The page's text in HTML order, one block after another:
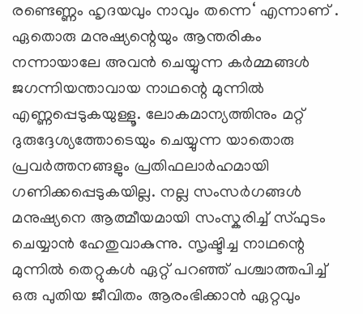
രണ്ടെണ്ണം ഹൃദയവും നാവും തന്നെ‘ എന്നാണ് .
ഏതൊരു മനുഷ്യന്റെയും ആന്തരികം
നന്നായാലേ അവൻ ചെയ്യുന്ന കർമ്മങ്ങൾ
ജഗന്നിയന്താവായ നാഥന്റെ മുന്നിൽ
എണ്ണപ്പെടുകയുള്ളൂ. ലോകമാന്യത്തിനും മറ്റ്
ദുരുദ്ദേശ്യത്തോടെയും ചെയ്യുന്ന യാതൊരു
പ്രവർത്തനങ്ങളും പ്രതിഫലാർഹമായി
ഗണിക്കപ്പെടുകയില്ല. നല്ല സംസർഗങ്ങൾ
മനുഷ്യനെ ആത്മീയമായി സംസ്കരിച്ച് സ്ഫുടം
ചെയ്യാൻ ഹേതുവാകുന്നു. സൃഷ്ടിച്ച നാഥന്റെ
മുന്നിൽ തെറ്റുകൾ ഏറ്റ് പറഞ്ഞ് പശ്ചാത്തപിച്ച്
ഒരു പുതിയ ജീവിതം ആരംഭിക്കാൻ ഏറ്റവും